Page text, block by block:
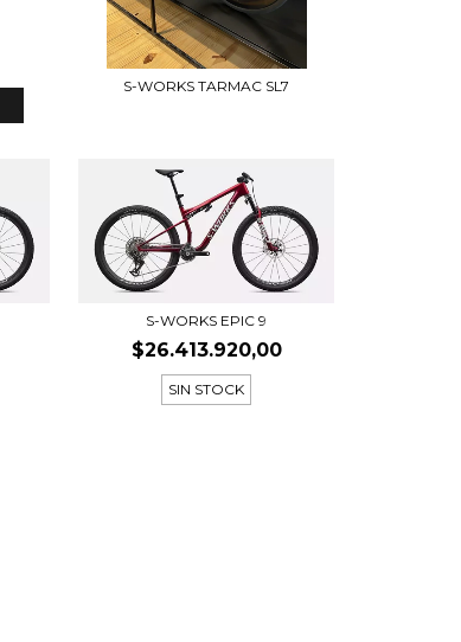
S-WORKS TARMAC SL7
S-WORKS EPIC 9
$26.413.920,00
SIN STOCK